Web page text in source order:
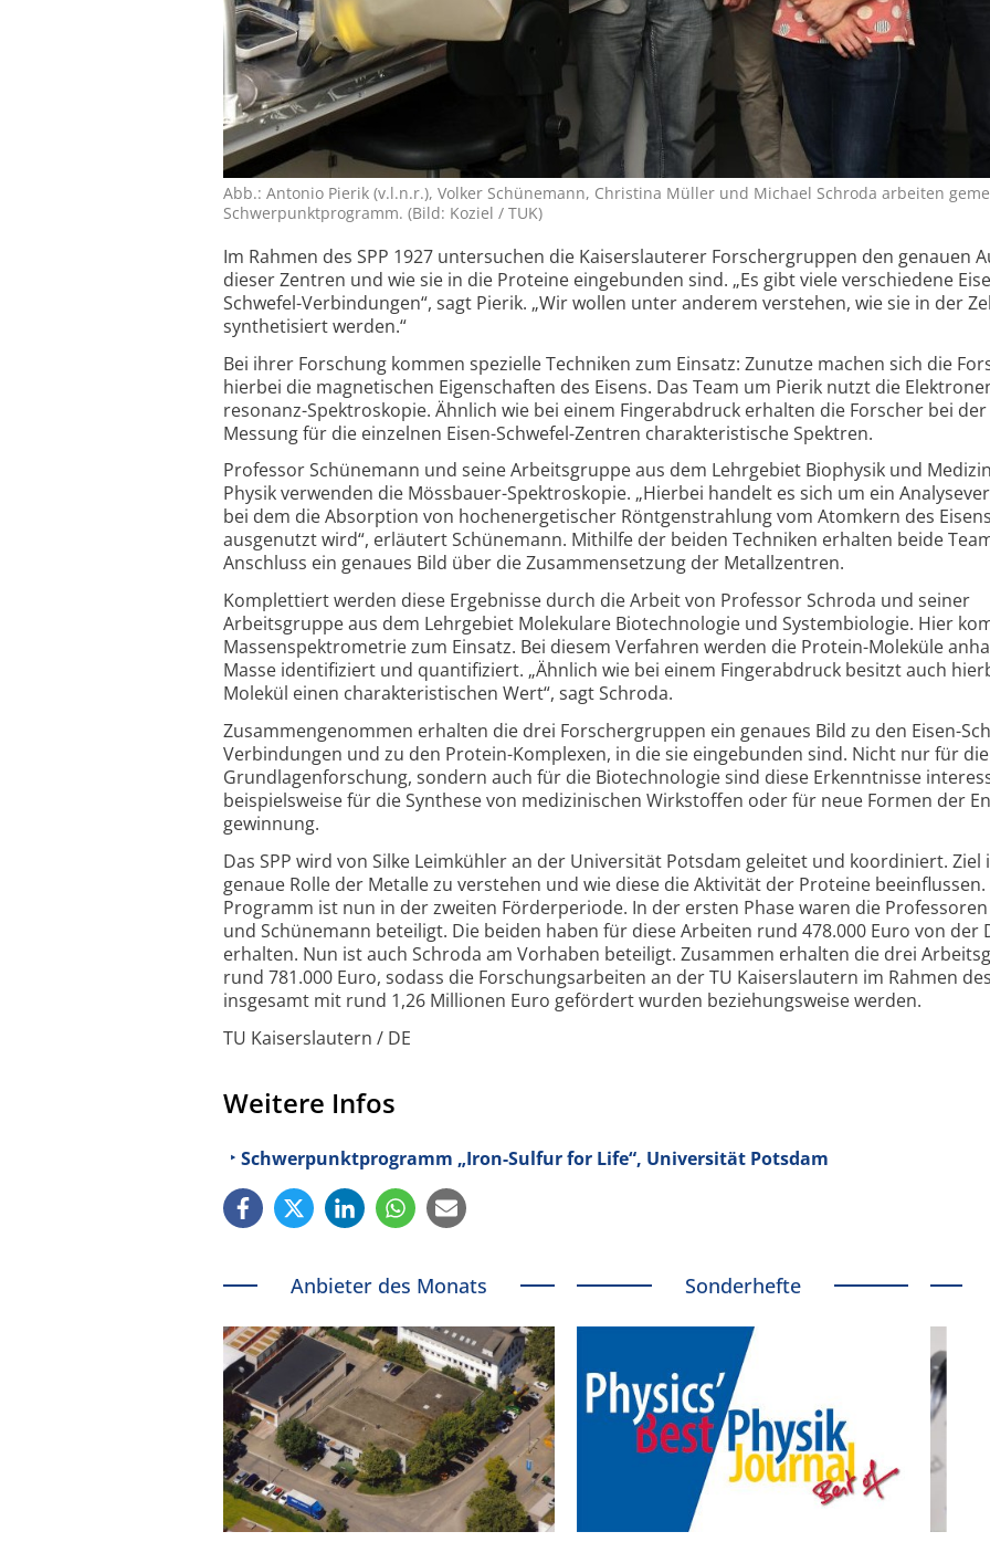
Abb.: Antonio Pierik (v.l.n.r.), Volker Schünemann, Christina Müller und Michael Schroda arbeiten
Schwer­punkt­programm. (Bild: Koziel / TUK)
Im Rahmen des SPP 1927 untersuchen die Kaiserslauterer Forschergruppen den genauen
dieser Zentren und wie sie in die Proteine eingebunden sind. „Es gibt viele verschiedene
Schwefel-Verbindungen“, sagt Pierik. „Wir wollen unter anderem verstehen, wie sie in der
synthetisiert werden.“
Bei ihrer Forschung kommen spezielle Techniken zum Einsatz: Zunutze machen sich die
hierbei die magnetischen Eigenschaften des Eisens. Das Team um Pierik nutzt die
resonanz-Spektroskopie. Ähnlich wie bei einem Finger­abdruck erhalten die Forscher bei der
Messung für die einzelnen Eisen-Schwefel-Zentren charakteristische Spektren.
Professor Schünemann und seine Arbeitsgruppe aus dem Lehrgebiet Biophysik und
Physik verwenden die Mössbauer-Spektroskopie. „Hierbei handelt es sich um ein
bei dem die Absorption von hoch­energetischer Röntgenstrahlung vom Atomkern des Eisens
ausgenutzt wird“, erläutert Schünemann. Mithilfe der beiden Techniken erhalten beide
Anschluss ein genaues Bild über die Zusammen­setzung der Metallzentren.
Komplettiert werden diese Ergebnisse durch die Arbeit von Professor Schroda und seiner
Arbeitsgruppe aus dem Lehrgebiet Molekulare Biotechnologie und System­biologie. Hier
Massen­spektrometrie zum Einsatz. Bei diesem Verfahren werden die Protein-Moleküle
Masse identifiziert und quantifiziert. „Ähnlich wie bei einem Finger­abdruck besitzt auch
Molekül einen charakteristischen Wert“, sagt Schroda.
Zusammengenommen erhalten die drei Forschergruppen ein genaues Bild zu den Eisen-
Verbindungen und zu den Protein-Komplexen, in die sie eingebunden sind. Nicht nur für die
Grundlagen­forschung, sondern auch für die Biotechnologie sind diese Erkenntnisse
beispielsweise für die Synthese von medizinischen Wirkstoffen oder für neue Formen der
gewinnung.
Das SPP wird von Silke Leimkühler an der Universität Potsdam geleitet und koordiniert. Ziel
genaue Rolle der Metalle zu verstehen und wie diese die Aktivität der Proteine beeinflussen.
Programm ist nun in der zweiten Förderperiode. In der ersten Phase waren die
und Schünemann beteiligt. Die beiden haben für diese Arbeiten rund 478.000 Euro von der
erhalten. Nun ist auch Schroda am Vorhaben beteiligt. Zusammen erhalten die drei
rund 781.000 Euro, sodass die Forschungs­arbeiten an der TU Kaiserslautern im Rahmen
insgesamt mit rund 1,26 Millionen Euro gefördert wurden beziehungsweise werden.
TU Kaiserslautern / DE
Weitere Infos
Schwerpunktprogramm „Iron-Sulfur for Life“, Universität Potsdam
Anbieter des Monats Sonderhefte